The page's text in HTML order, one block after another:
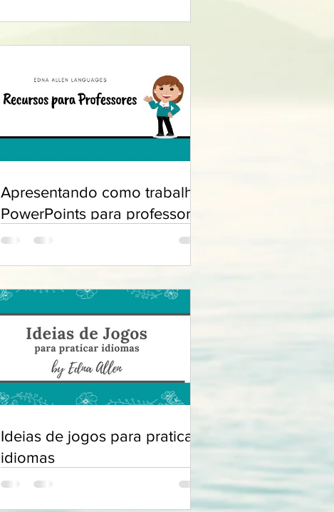
Apresentando como trabalhar
PowerPoints para professores
Ideias de jogos para praticar
idiomas